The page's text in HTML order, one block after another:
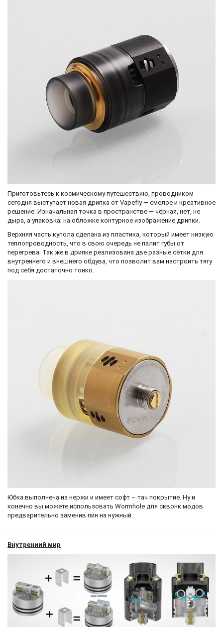
Приготовьтесь к космическому путешествию, проводником
сегодня выступает новая дрипка от Vapefly — смелое и креативное
решение. Изначальная точка в пространстве — чёрная, нет, не
дыра, а упаковка; на обложке контурное изображение дрипки.
Верхняя часть купола сделана из пластика, который имеет низкую
теплопроводность, что в свою очередь не палит губы от
перегрева. Так же в дрипке реализована две разные сетки для
внутреннего и внешнего обдува, что позволит вам настроить тягу
под себя достаточно тонко.
Юбка выполнена из нержи и имеет софт – тач покрытие. Ну и
конечно вы можете использовать Wormhole для сквонк модов
предварительно заменив пин на нужный.
Внутрениий мир